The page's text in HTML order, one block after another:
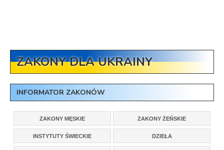
ZAKONY DLA UKRAINY
INFORMATOR ZAKONÓW
ZAKONY MĘSKIE ZAKONY ŻEŃSKIE
INSTYTUTY ŚWIECKIE DZIEŁA